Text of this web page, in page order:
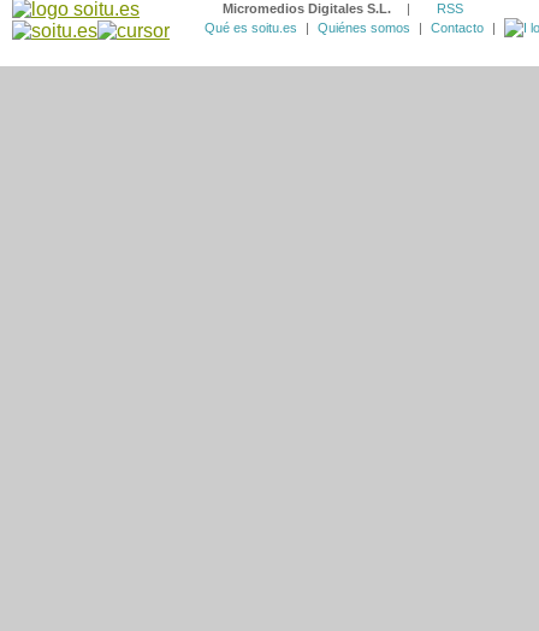
Micromedios Digitales S.L. |
RSS
Qué es soitu.es
| Quiénes somos | Contacto |